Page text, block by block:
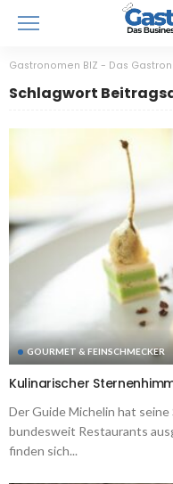
Gastronomen BIZ - Das
Schlagwort
GOURMET & FEINSCHMECKER
Kulinarischer
Der Guide Michelin hat
bundesweit Restaurants
finden sich...